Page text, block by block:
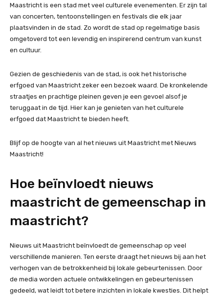
Maastricht is een stad met veel culturele evenementen. Er zijn tal
van concerten, tentoonstellingen en festivals die elk jaar
plaatsvinden in de stad. Zo wordt de stad op regelmatige basis
omgetoverd tot een levendig en inspirerend centrum van kunst
en cultuur.
Gezien de geschiedenis van de stad, is ook het historische
erfgoed van Maastricht zeker een bezoek waard. De kronkelende
straatjes en prachtige pleinen geven je een gevoel alsof je
teruggaat in de tijd. Hier kan je genieten van het culturele
erfgoed dat Maastricht te bieden heeft.
Blijf op de hoogte van al het nieuws uit Maastricht met Nieuws
Maastricht!
Hoe beïnvloedt nieuws
maastricht de gemeenschap in
maastricht?
Nieuws uit Maastricht beïnvloedt de gemeenschap op veel
verschillende manieren. Ten eerste draagt het nieuws bij aan het
verhogen van de betrokkenheid bij lokale gebeurtenissen. Door
de media worden actuele ontwikkelingen en gebeurtenissen
gedeeld, wat leidt tot betere inzichten in lokale kwesties. Dit helpt